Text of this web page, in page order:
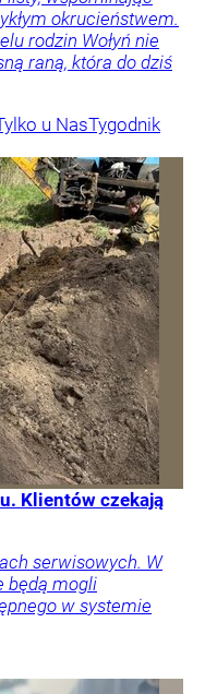
okrucieństwem.
rodzin Wołyń nie
raną, która do dziś
u NasTygodnik
Klientów czekają
serwisowych. W
będą mogli
w systemie